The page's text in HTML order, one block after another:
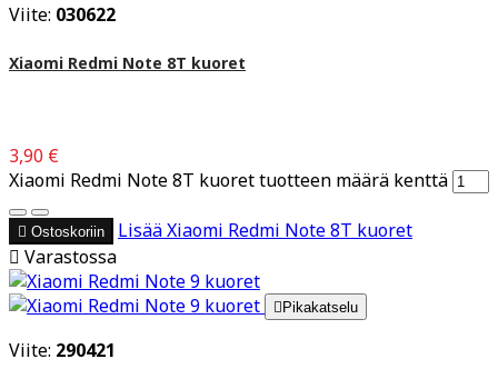
Viite: 030622
Xiaomi Redmi Note 8T kuoret
3,90 €
Xiaomi Redmi Note 8T kuoret tuotteen määrä kenttä
 Ostoskoriin LisääXiaomi Redmi Note 8T kuoret
 Varastossa
 Pikakatselu
Viite: 290421